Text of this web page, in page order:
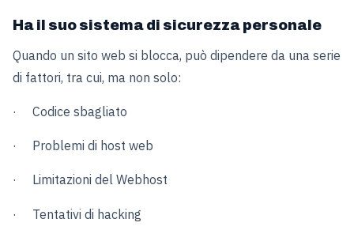
Ha il suo sistema di sicurezza personale
Quando un sito web si blocca, può dipendere da una serie
di fattori, tra cui, ma non solo:
· Codice sbagliato
· Problemi di host web
· Limitazioni del Webhost
· Tentativi di hacking